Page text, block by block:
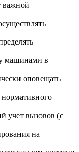
важной
машинами в
оповещать
учет вызовов (с
на